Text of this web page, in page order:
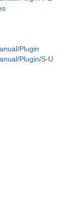
Plugin
Plugin/S-U